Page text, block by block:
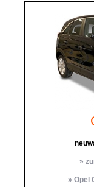
»
» Opel